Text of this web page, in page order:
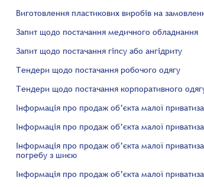
Виготовлення пластикових виробів на
Запит щодо постачання медичного обладнання
Запит щодо постачання гіпсу або ангідриту
Тендери щодо постачання робочого одягу
Тендери щодо постачання корпоративного
Інформація про продаж об’єкта малої
Інформація про продаж об’єкта малої
Інформація про продаж об’єкта малої
погребу з шиєю
Інформація про продаж об’єкта малої